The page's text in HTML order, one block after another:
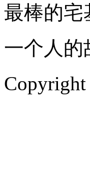
最棒的宅
一个人的